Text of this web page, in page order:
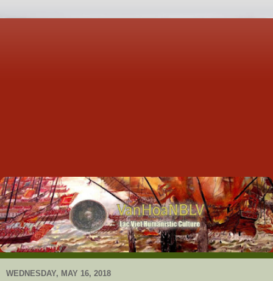
WEDNESDAY, MAY 16, 2018